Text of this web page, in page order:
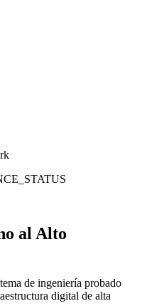
al Alto
de ingeniería probado
digital de alta